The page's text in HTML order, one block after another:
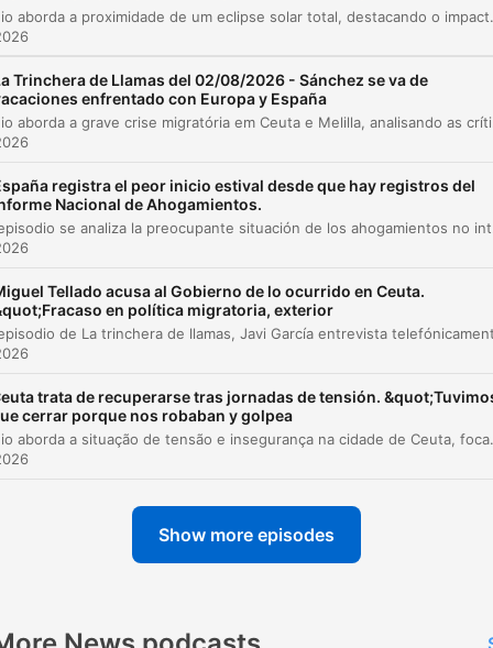
00:01:09
Entrevista com Telmo Fernández, Diretor do
00:01:45
A mecânica do eclipse solar e a franja de
totalidade
00:03:18
00:03:49 A inclinação orbital e a ocorrência de eclipses
00:05:11 Impactos do eclipse na fauna e flora
00:06:22 O turismo de eclipses e o trabalho do
on a chapter to go directly to that moment
un eclipse se produz cuando deixamos de ver o sol,
isso chamamos de eclipse de sol, Porque a luna se
interpõe entre o sol e nós.
O episódio aborda a proximidade de um eclipse solar total, destacando o impacto deste fenômeno astronômico na
Trinchera de Llamas del 02/08/2026 - Sánchez se va de
enfrentado con Europa y España
registra el peor inicio estival desde que hay registros del
Nacional de Ahogamientos.
Tellado acusa al Gobierno de lo ocurrido en Ceuta.
en política migratoria, exterior
trata de recuperarse tras jornadas de tensión.
cerrar porque nos robaban y golpea
O episódio aborda a situação de tensão e insegurança na cidade de Ceuta, focando no relato de Mari
Show more episodes